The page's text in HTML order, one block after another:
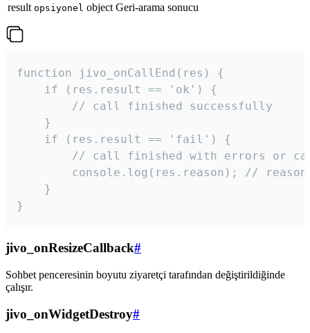
result opsiyonel object Geri-arama sonucu
function jivo_onCallEnd(res) {
    if (res.result == 'ok') {
        // call finished successfully
    }
    if (res.result == 'fail') {
// call finished with errors or
console.log(res.reason); //
    }
}
jivo_onResizeCallback#
Sohbet penceresinin boyutu ziyaretçi tarafından değiştirildiğinde
çalışır.
jivo_onWidgetDestroy#